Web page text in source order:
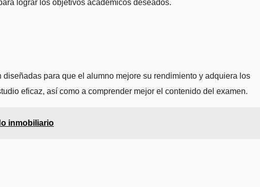
lograr los objetivos académicos deseados.
para que el alumno mejore su rendimiento y adquiera los
eficaz, así como a comprender mejor el contenido del examen.
inmobiliario